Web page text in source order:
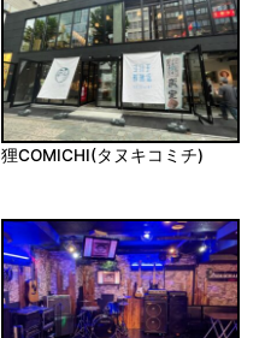
狸COMICHI(タヌキコミチ)